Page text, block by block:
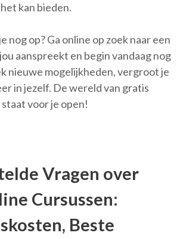
kan bieden.
nog op? Ga online op zoek naar een
aanspreekt en begin vandaag nog
nieuwe mogelijkheden, vergroot je
in jezelf. De wereld van gratis
voor je open!
Vragen over
Cursussen:
Beste